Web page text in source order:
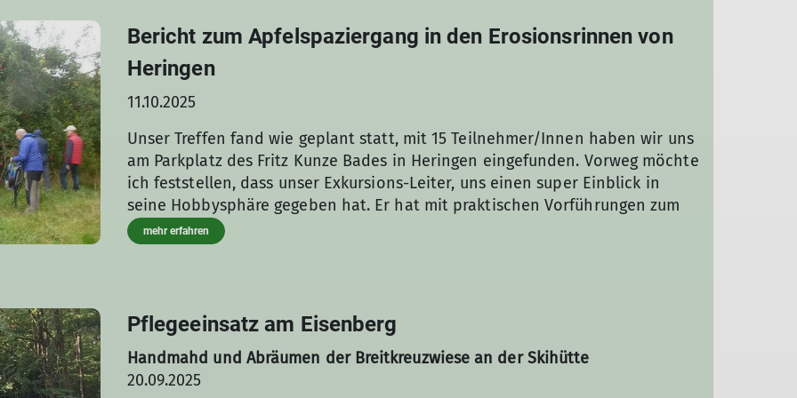
Bericht zum Apfelspaziergang in den Erosionsrinnen von
Heringen
11.10.2025
Unser Treffen fand wie geplant statt, mit 15 Teilnehmer/Innen haben wir uns
am Parkplatz des Fritz Kunze Bades in Heringen eingefunden. Vorweg möchte
ich feststellen, dass unser Exkursions-Leiter, uns einen super Einblick in
seine Hobbysphäre gegeben hat. Er hat mit praktischen Vorführungen zum
Veredeln von Sorten, beim Pflücken, beim Schmecken und beim Aufteilen
der Früchte, damit alle ein Geschmackserlebnis und die UNTERSCHIEDE der
der Zeit gegeben hat, konnte auch er nicht alle Sorten genau mit gültigem
Namen einsortieren, viele Sorten sind sich vom Aussehen her ähnlich. Für
seine eigene Veredelungsstrategie (70 Sorten) favorisiert er einfach und
nachvollziehbar den persönlichen Geschmack und die verschiedenen
mehr erfahren
Pflegeeinsatz am Eisenberg
Handmahd und Abräumen der Breitkreuzwiese an der Skihütte
20.09.2025